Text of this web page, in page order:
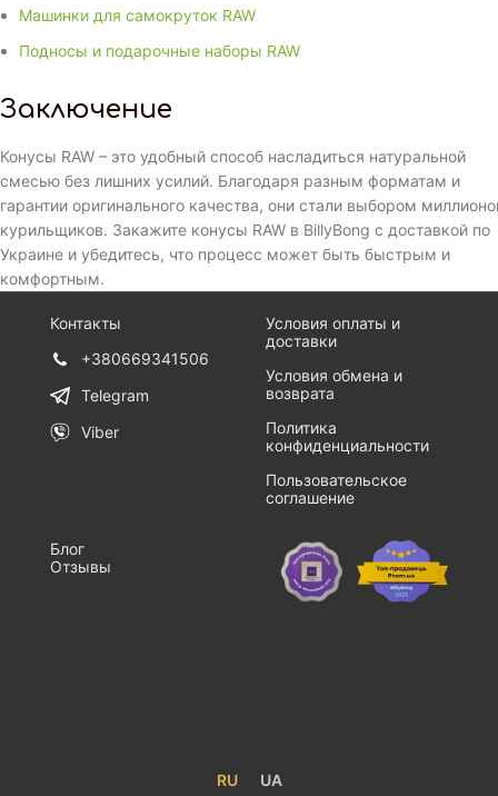
Машинки для самокруток RAW
Подносы и подарочные наборы RAW
Заключение
Конусы RAW – это удобный способ насладиться натуральной
смесью без лишних усилий. Благодаря разным форматам и
гарантии оригинального качества, они стали выбором
курильщиков. Закажите конусы RAW в BillyBong с доставкой по
Украине и убедитесь, что процесс может быть быстрым и
комфортным.
Контакты
+380669341506
Telegram
Viber
Условия оплаты и
доставки
Условия обмена и
возврата
Политика
конфиденциальности
Пользовательское
соглашение
Блог
Отзывы
RU UA